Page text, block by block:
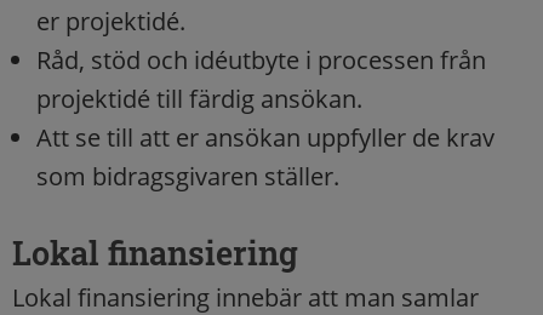
er projektidé.
Råd, stöd och idéutbyte i processen från
projektidé till färdig ansökan.
Att se till att er ansökan uppfyller de krav
som bidragsgivaren ställer.
Lokal finansiering
Lokal finansiering innebär att man samlar